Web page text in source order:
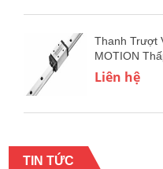
Thanh Trượt
MOTION
Liên hệ
TIN TỨC